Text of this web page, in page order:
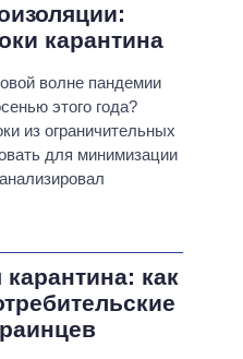
карантина
волне пандемии
этого года?
из ограничительных
для минимизации
как